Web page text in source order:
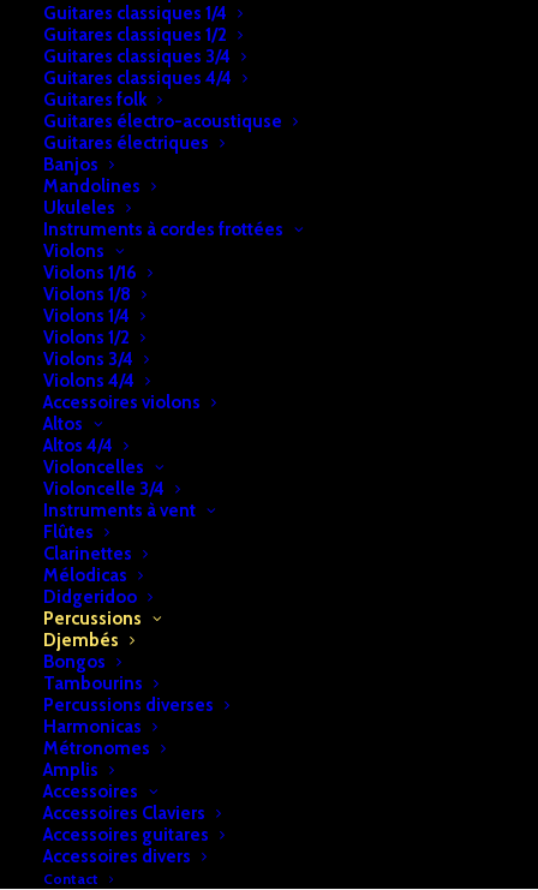
Guitares classiques 1/4
Guitares classiques 1/2
Guitares classiques 3/4
Guitares classiques 4/4
Guitares folk
Guitares électro-acoustiquse
Guitares électriques
Banjos
Mandolines
Ukuleles
Instruments à cordes frottées
Violons
Violons 1/16
Violons 1/8
Violons 1/4
Violons 1/2
Violons 3/4
Violons 4/4
Accessoires violons
Altos
Altos 4/4
Violoncelles
Violoncelle 3/4
Instruments à vent
Flûtes
Clarinettes
Mélodicas
Didgeridoo
Percussions
Djembés
Bongos
Tambourins
Percussions diverses
Harmonicas
Métronomes
Amplis
Accessoires
Accessoires Claviers
Accessoires guitares
Accessoires divers
Contact
Accueil Percussions
Djembé Bois
€219,00
En stock
quantité
de
Djembé
Bois
UGS:
b2a74e28f7cf42
Catégories:
Djembés
DESCRIPTION
INFOS
Djembé Bois -Tanga PTA 33-35